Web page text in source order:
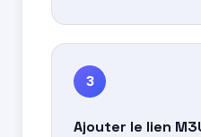
3
Ajouter le lien